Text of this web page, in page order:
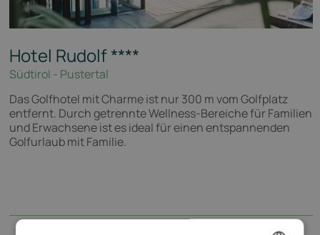
Hotel Rudolf****
Südtirol - Pustertal
Das Golfhotel mit Charme ist nur 300 m vom Golfplatz
entfernt. Durch getrennte Wellness-Bereiche für Familien
und Erwachsene ist es ideal für einen entspannenden
Golfurlaub mit Familie.